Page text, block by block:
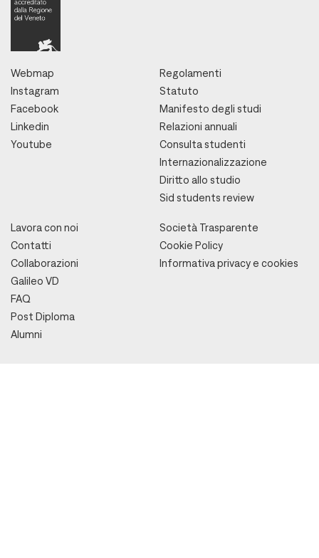
Webmap
Instagram
Facebook
Linkedin
Youtube
Regolamenti
Statuto
Manifesto degli studi
Relazioni annuali
Consulta studenti
Internazionalizzazione
Diritto allo studio
Sid students review
Lavora con noi
Contatti
Collaborazioni
Galileo VD
FAQ
Post Diploma
Alumni
Società Trasparente
Cookie Policy
Informativa privacy e cookies